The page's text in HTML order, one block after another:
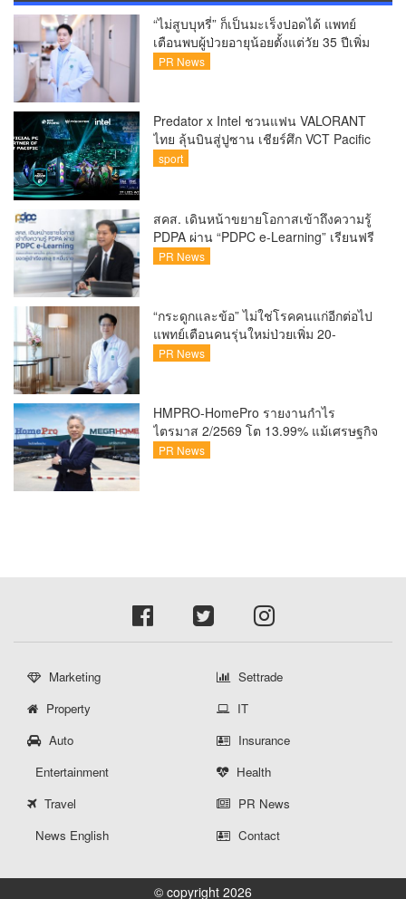
“ไม่สูบบุหรี่” ก็เป็นมะเร็งปอดได้ แพทย์
เตือนพบผู้ป่วยอายุน้อยตั้งแต่วัย 35 ปีเพิ่ม
ขึ้นคนไทยกว่า 70% รู้ตัวเมื่อโรคลุกลาม
PR News
Predator x Intel ชวนแฟน VALORANT
ไทย ลุ้นบินสู่ปูซาน เชียร์ศึก VCT Pacific
Finals Busan ประเทศเกาหลีใต้ Predator
สุดพิเศษตลอดทัวร์นาเมนต์
sport
สคส. เดินหน้าขยายโอกาสเข้าถึงความรู้
PDPA ผ่าน “PDPC e-Learning” เรียนฟรี
ทุกที่ ทุกเวลา พร้อมประกาศนียบัตร ต่อย
แล้ว
PR News
“กระดูกและข้อ” ไม่ใช่โรคคนแก่อีกต่อไป
แพทย์เตือนคนรุ่นใหม่ป่วยเพิ่ม 20-
30% เสี่ยง ‘ข้อเข่าเสื่อมก่อนวัย’ จาก
PR News
HMPRO-HomePro รายงานกำไร
ไตรมาส 2/2569 โต 13.99% แม้เศรษฐกิจ
ผันผวนเดินหน้าขยายสาขา เสริมพอร์ต
PR News
Marketing
Settrade
Property
IT
Auto
Insurance
Entertainment
Health
Travel
PR News
News English
Contact
© copyright 2026